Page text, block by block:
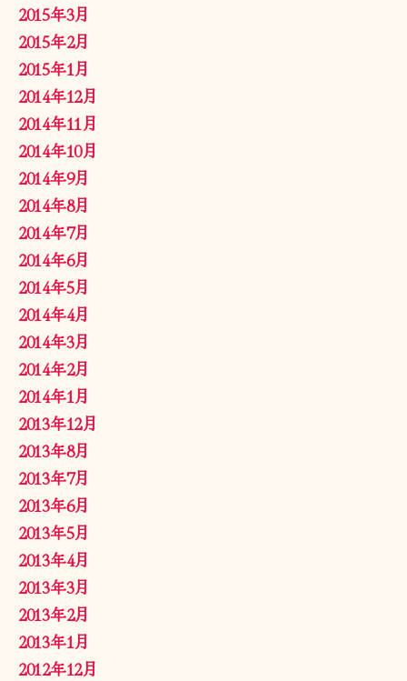
2015年3月
2015年2月
2015年1月
2014年12月
2014年11月
2014年10月
2014年9月
2014年8月
2014年7月
2014年6月
2014年5月
2014年4月
2014年3月
2014年2月
2014年1月
2013年12月
2013年8月
2013年7月
2013年6月
2013年5月
2013年4月
2013年3月
2013年2月
2013年1月
2012年12月